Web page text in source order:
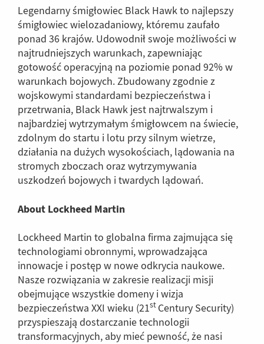
Legendarny śmigłowiec Black Hawk to najlepszy
śmigłowiec wielozadaniowy, któremu zaufało
ponad 36 krajów. Udowodnił swoje możliwości w
najtrudniejszych warunkach, zapewniając
gotowość operacyjną na poziomie ponad 92% w
warunkach bojowych. Zbudowany zgodnie z
wojskowymi standardami bezpieczeństwa i
przetrwania, Black Hawk jest najtrwalszym i
najbardziej wytrzymałym śmigłowcem na świecie,
zdolnym do startu i lotu przy silnym wietrze,
działania na dużych wysokościach, lądowania na
stromych zboczach oraz wytrzymywania
uszkodzeń bojowych i twardych lądowań.
About Lockheed Martin
Lockheed Martin to globalna firma zajmująca się
technologiami obronnymi, wprowadzająca
innowacje i postęp w nowe odkrycia naukowe.
Nasze rozwiązania w zakresie realizacji misji
obejmujące wszystkie domeny i wizja
bezpieczeństwa XXI wieku (21st Century Security)
przyspieszają dostarczanie technologii
transformacyjnych, aby mieć pewność, że nasi